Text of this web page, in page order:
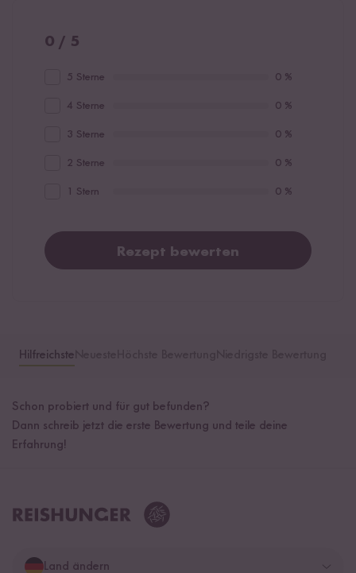
0 / 5
5 Sterne 0 %
4 Sterne 0 %
3 Sterne 0 %
2 Sterne 0 %
1 Stern 0 %
Rezept bewerten
Hilfreichste
Schon probiert und für gut befunden?
Dann schreib jetzt die erste Bewertung und teile deine
Erfahrung!
Land ändern